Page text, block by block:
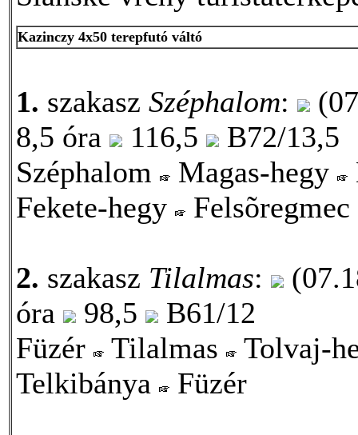
Kazinczy 4x50 terepfutó váltó
1. szakasz Széphalom:
8,5 óra
116,5
B72/13,5
Széphalom
Magas-hegy
Fekete-hegy
Felsõregmec
2. szakasz Tilalmas:
óra
98,5
B61/12
Füzér
Tilalmas
Tolvaj-
Telkibánya
Füzér